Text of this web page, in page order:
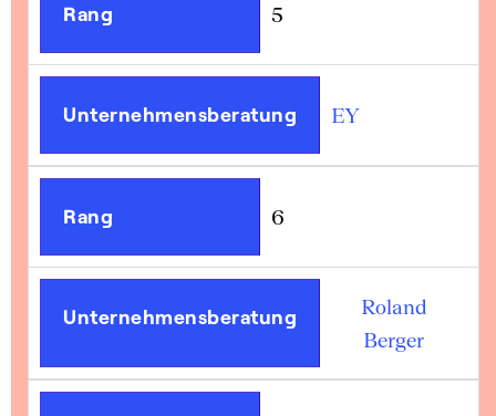
Rang 5
Unternehmensberatung EY
Rang 6
Unternehmensberatung
Roland
Berger